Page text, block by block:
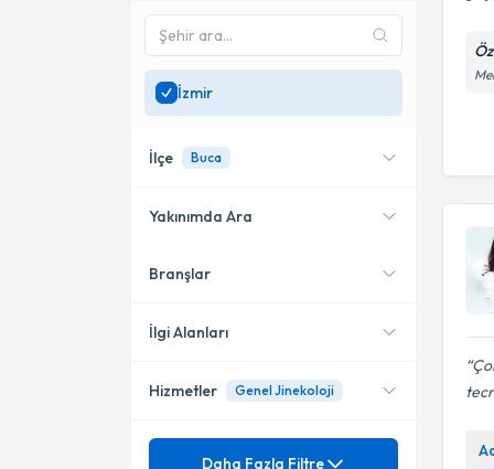
İzmir
İlçe Buca
Konak
Bayraklı
Yakınımda Ara
Konumuma yakın uzmanları
Branşlar
Kadın Hastalıkları ve Doğum
İlgi Alanları
Doğal Doğum
Hizmetler Genel Jinekoloji
Mezuniyet
Daha Fazla Filtre